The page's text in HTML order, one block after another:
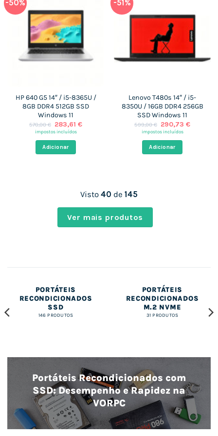
-50%
HP 640 G5 14″ / i5-8365U /
8GB DDR4 512GB SSD
Windows 11
570,00€ O
preço
era:
570,00 €.
283,61€O
impostos incluídos
Adicionar
-51%
Lenovo T480s 14″ / i5-
8350U / 16GB DDR4 256GB
SSD Windows 11
599,00€ O
preço
era:
599,00 €.
290,73€O
impostos incluídos
Adicionar
Visto 40 de 145
Ver mais produtos
PORTÁTEIS
RECONDICIONADOS
SSD
146 PRODUTOS
PORTÁTEIS
RECONDICIONADOS
M.2 NVME
31 PRODUTOS
Portáteis Recondicionados com
SSD: Desempenho e Rapidez na
VORPC